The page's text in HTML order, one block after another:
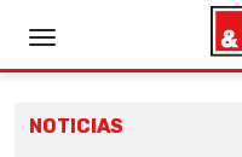
NOTICIAS